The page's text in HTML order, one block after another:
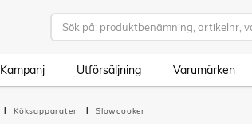
Kampanj Utförsäljning Varumärken
Köksapparater Slowcooker